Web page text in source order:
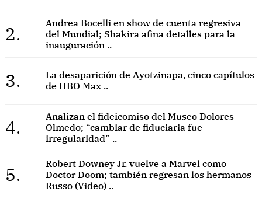
2.
Andrea Bocelli en show de cuenta regresiva
del Mundial; Shakira afina detalles para la
inauguración ..
3.
La desaparición de Ayotzinapa, cinco capítulos
de HBO Max ..
4.
Analizan el fideicomiso del Museo Dolores
Olmedo; “cambiar de fiduciaria fue
irregularidad” ..
5.
Robert Downey Jr. vuelve a Marvel como
Doctor Doom; también regresan los hermanos
Russo (Video) ..